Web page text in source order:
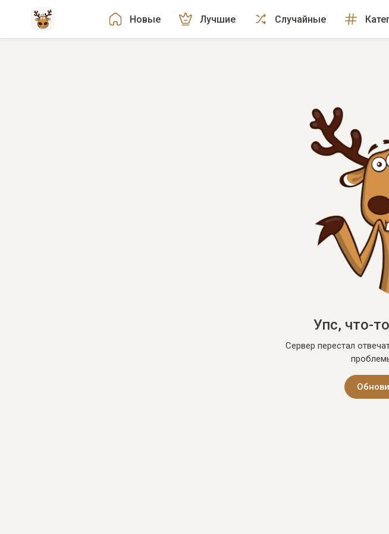
Новые Лучшие Случайные
Упс, что-
Сервер перестал